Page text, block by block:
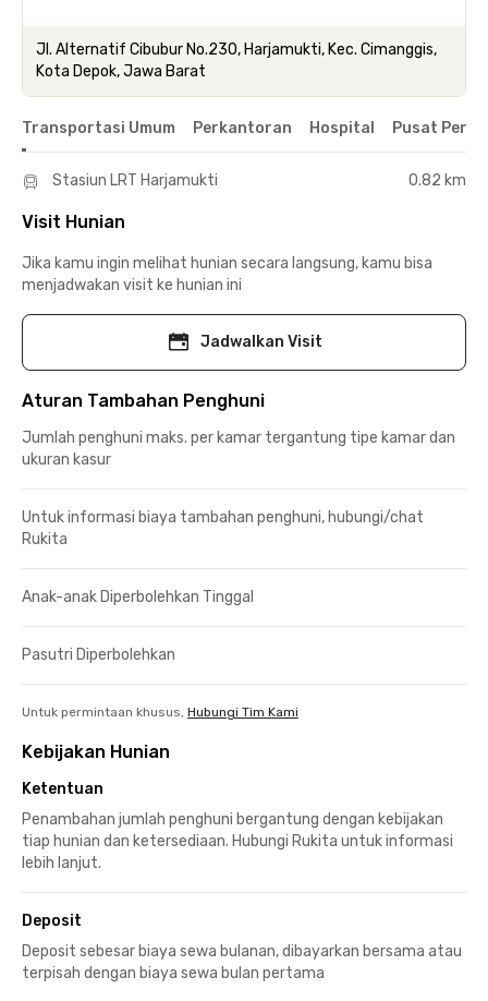
Jl. Alternatif Cibubur No.230, Harjamukti, Kec. Cimanggis,
Kota Depok, Jawa Barat
Transportasi Umum Perkantoran Hospital Pusat
Stasiun LRT Harjamukti 0.82 km
Visit Hunian
Jika kamu ingin melihat hunian secara langsung, kamu bisa
menjadwakan visit ke hunian ini
Jadwalkan Visit
Aturan Tambahan Penghuni
Jumlah penghuni maks. per kamar tergantung tipe kamar dan
ukuran kasur
Untuk informasi biaya tambahan penghuni, hubungi/chat
Rukita
Anak-anak Diperbolehkan Tinggal
Pasutri Diperbolehkan
Untuk permintaan khusus, Hubungi Tim Kami
Kebijakan Hunian
Ketentuan
Penambahan jumlah penghuni bergantung dengan kebijakan
tiap hunian dan ketersediaan. Hubungi Rukita untuk informasi
lebih lanjut.
Deposit
Deposit sebesar biaya sewa bulanan, dibayarkan bersama atau
terpisah dengan biaya sewa bulan pertama